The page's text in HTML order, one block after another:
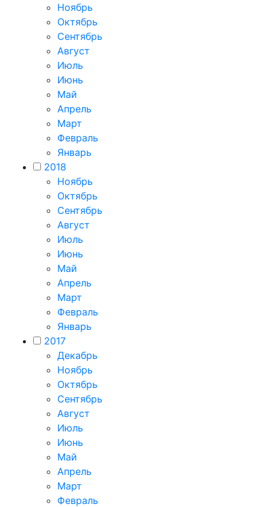
Ноябрь
Октябрь
Сентябрь
Август
Июль
Июнь
Май
Апрель
Март
Февраль
Январь
2018
Ноябрь
Октябрь
Сентябрь
Август
Июль
Июнь
Май
Апрель
Март
Февраль
Январь
2017
Декабрь
Ноябрь
Октябрь
Сентябрь
Август
Июль
Июнь
Май
Апрель
Март
Февраль